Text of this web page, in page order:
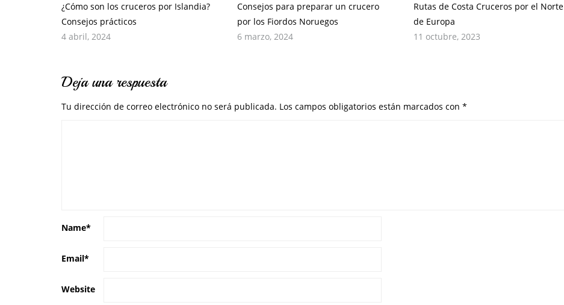
¿Cómo son los cruceros por Islandia?
Consejos prácticos
4 abril, 2024
Consejos para preparar un crucero
por los Fiordos Noruegos
6 marzo, 2024
Rutas de Costa Cruceros por el Norte
de Europa
11 octubre, 2023
Deja una respuesta
Tu dirección de correo electrónico no será publicada. Los campos obligatorios están marcados con *
Name*
Email*
Website